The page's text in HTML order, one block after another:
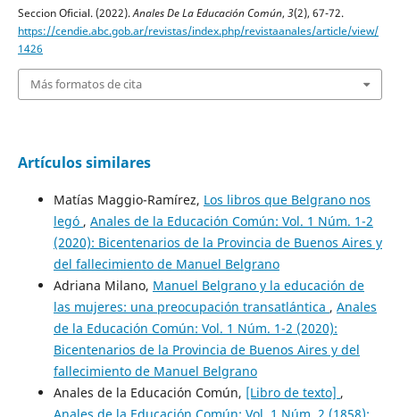
Seccion Oficial. (2022).Anales De La Educación Común, 3(2), 67-72.
https://cendie.abc.gob.ar/revistas/index.php/revistaanales/article/view/
1426
Más formatos de cita
Artículos similares
Matías Maggio-Ramírez, Los libros que Belgrano nos
legó , Anales de la Educación Común: Vol. 1 Núm. 1-2
(2020): Bicentenarios de la Provincia de Buenos Aires y
del fallecimiento de Manuel Belgrano
Adriana Milano, Manuel Belgrano y la educación de
las mujeres: una preocupación transatlántica , Anales
de la Educación Común: Vol. 1 Núm. 1-2 (2020):
Bicentenarios de la Provincia de Buenos Aires y del
fallecimiento de Manuel Belgrano
Anales de la Educación Común, [Libro de texto] ,
Anales de la Educación Común: Vol. 1 Núm. 2 (1858):